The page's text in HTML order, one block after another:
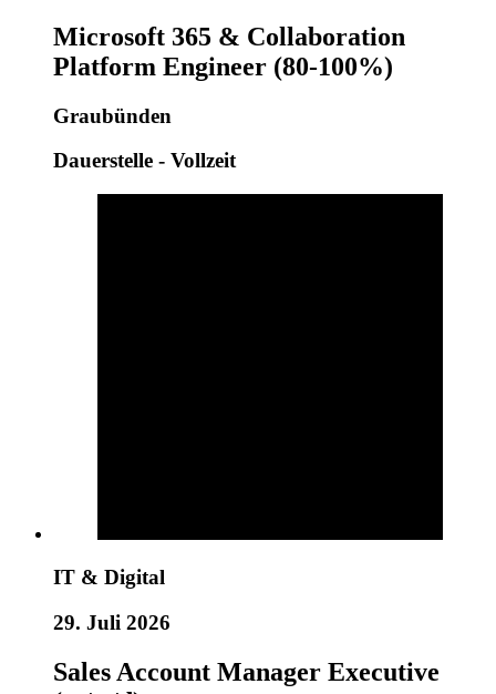
Microsoft 365 & Collaboration
Platform Engineer (80-100%)
Graubünden
Dauerstelle - Vollzeit
IT & Digital
29. Juli 2026
Sales Account Manager Executive